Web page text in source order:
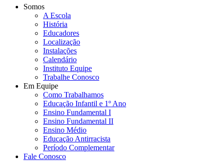
Somos
A Escola
História
Educadores
Localização
Instalações
Calendário
Instituto Equipe
Trabalhe Conosco
Em Equipe
Como Trabalhamos
Educação Infantil e 1º Ano
Ensino Fundamental I
Ensino Fundamental II
Ensino Médio
Educação Antirracista
Período Complementar
Fale Conosco